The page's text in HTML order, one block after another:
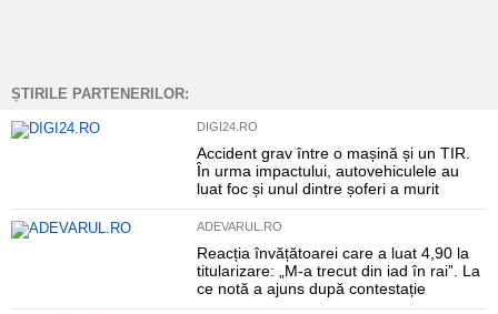
ȘTIRILE PARTENERILOR:
DIGI24.RO
Accident grav între o mașină și un TIR.
În urma impactului, autovehiculele au
luat foc și unul dintre șoferi a murit
ADEVARUL.RO
Reacția învățătoarei care a luat 4,90 la
titularizare: „M-a trecut din iad în rai”. La
ce notă a ajuns după contestație